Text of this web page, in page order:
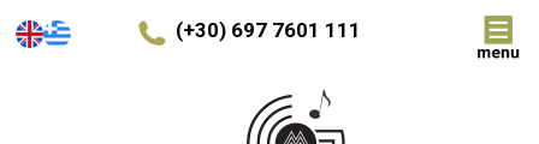
(+30) 697 7601 111